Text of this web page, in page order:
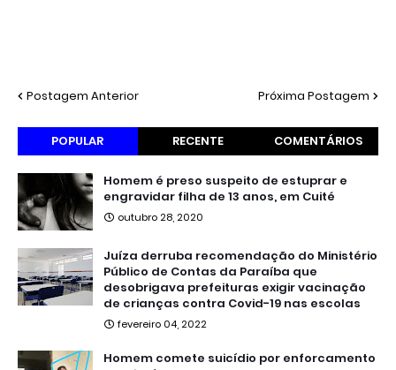
Postagem Anterior Próxima Postagem
POPULAR RECENTE COMENTÁRIOS
Homem é preso suspeito de estuprar e
engravidar filha de 13 anos, em Cuité
outubro 28, 2020
Juíza derruba recomendação do Ministério
Público de Contas da Paraíba que
desobrigava prefeituras exigir vacinação
de crianças contra Covid-19 nas escolas
fevereiro 04, 2022
Homem comete suicídio por enforcamento